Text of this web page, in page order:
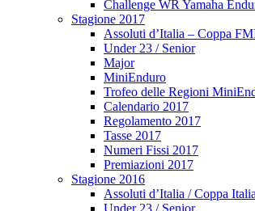
Challenge WR Yamaha
Stagione 2017
Assoluti d’Italia – Coppa
Under 23 / Senior
Major
MiniEnduro
Trofeo delle Regioni
Calendario 2017
Regolamento 2017
Tasse 2017
Numeri Fissi 2017
Premiazioni 2017
Stagione 2016
Assoluti d’Italia / Coppa Italia
Under 23 / Senior